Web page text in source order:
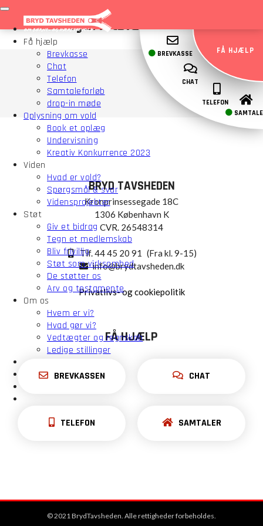
Få hjælp
Brevkasse
Chat
Telefon
Samtaleforløb
drop-in møde
Oplysning om vold
Book et oplæg
Undervisning
Kreativ Konkurrence 2023
Viden
Hvad er vold?
Spørgsmål & svar
Vidensprojekter
Støt
Giv et bidrag
Tegn et medlemskab
Bliv frivillig
Støt som virksomhed
De støtter os
Arv og testamente
Om os
Hvem er vi?
Hvad gør vi?
Vedtægter og regnskab
Ledige stillinger
FÅ HJÆLP
BREVKASSE
CHAT
TELEFON
SAMTALE
Fjerritslev Skole
BRYD TAVSHEDEN
Kronprinsessegade 18C
1306 København K
CVR. 26548314
Tlf. 44 45 20 91 (Fra kl. 9-15)
info@brydtavsheden.dk
Privatlivs- og cookiepolitik
FÅ HJÆLP
BREVKASSEN CHAT
TELEFON SAMTALER
© 2021 BrydTavsheden. Alle rettigheder forbeholdes.